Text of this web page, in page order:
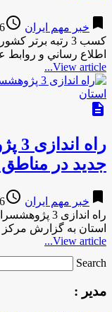
bookmark خبر مهم ایران access_time
ago
کسب 3 رتبه
اطلاع رساني و
View article...
description
جدید در
bookmark خبر مهم ایران access_time
ago
راه اندازی
استان به گزارش
View article...
Search …
مدیر :